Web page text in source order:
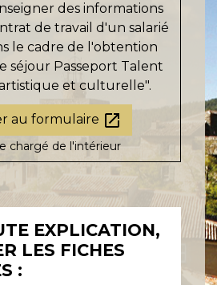
des informations
de travail d'un salarié
le cadre de l'obtention
séjour Passeport Talent
et culturelle".
au formulaire open_in_new
chargé de l'intérieur
EXPLICATION,
LES FICHES
: